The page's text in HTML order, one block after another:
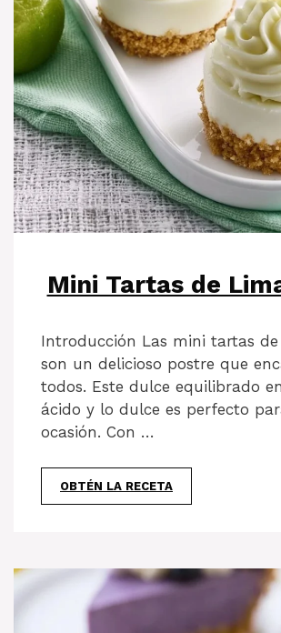
Mini Tartas de
Introducción Las mini tartas
son un delicioso postre que
todos. Este dulce equilibrado
ácido y lo dulce es perfecto
ocasión. Con …
OBTÉN LA RECETA